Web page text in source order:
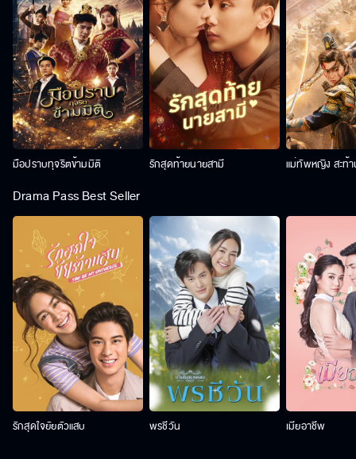
มือปราบทุจริตข้ามมิติ รักสุดท้ายนายสามี แม่ทัพหญิง สะท้
Drama Pass Best Seller
รักสุดใจยัยตัวแสบ พรชีวัน เมียอาชีพ